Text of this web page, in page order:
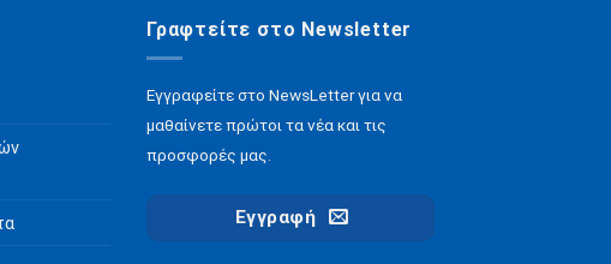
Γραφτείτε στο Newsletter
Εγγραφείτε στο NewsLetter για να
μαθαίνετε πρώτοι τα νέα και τις
προσφορές μας.
Εγγραφή